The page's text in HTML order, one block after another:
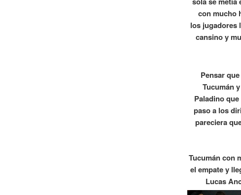
con mucho
los jugadores
cansino y
Pensar
Tucumán
Paladino
paso a los
pareciera
Tucumán con
el empate y
Lucas